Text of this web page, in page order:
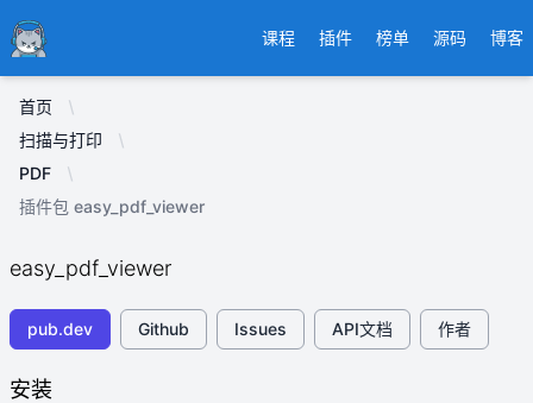
Ducafecat 课程 插件 榜单 源码 博客
首页
扫描与打印
PDF
插件包 easy_pdf_viewer
easy_pdf_viewer
pub.dev Github Issues API文档 作者
安装